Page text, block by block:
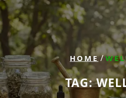
HOME/
TAG: